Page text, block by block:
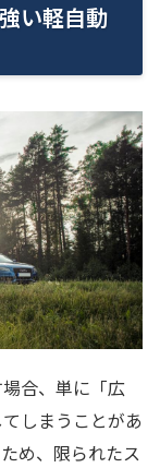
い軽自動
合、単に「広
しまうことがあ
め、限られたス